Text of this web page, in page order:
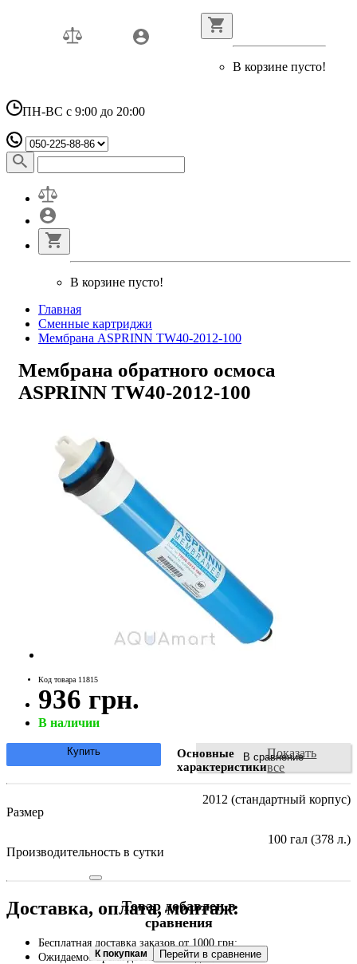
В корзине пусто!
ПН-ВС с 9:00 до 20:00
В корзине пусто!
Главная
Сменные картриджи
Мембрана ASPRINN TW40-2012-100
Мембрана обратного осмоса
ASPRINN TW40-2012-100
Код товара 11815
936 грн.
В наличии
В сравнение
Купить
Основные
характеристики
Показать
все
Размер
2012 (стандартный корпус)
Производительность в сутки
100 гал (378 л.)
Доставка, оплата, монтаж:
Бесплатная доставка заказов от 1000 грн;
Ожидаемое время доставки: 1-2 дня;
Товар добавлен в
сравнения
К покупкам Перейти в сравнение